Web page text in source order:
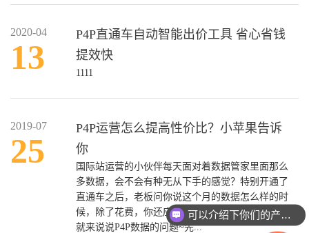
2020-04
13
P4P直通车自动智能出价工具 省心省钱
提效快
1111
2019-07
25
P4P运营怎么提高性价比？小苹果告诉
你
国际站运营的小伙伴每天面对着数据管家里面那么
多数据，会不会有种无从下手的感觉？特别开通了
直通车之后，老板问你说这个月的数据怎么样的时
候，除了花费，你还应该回答什么呢？今天小苹果
就来说说P4P数据的问题~先...
可以介绍下你们的产品么？